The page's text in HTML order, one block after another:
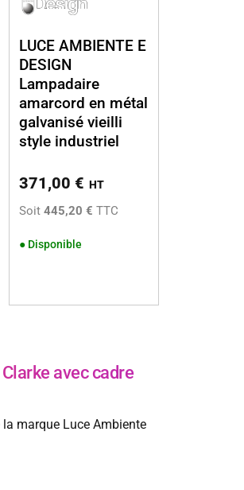
LUCE AMBIENTE E
DESIGN
Lampadaire
amarcord en métal
galvanisé vieilli
style industriel
371,00€ HT
Soit445,20 € TTC
● Disponible
Clarke avec cadre
marque Luce Ambiente